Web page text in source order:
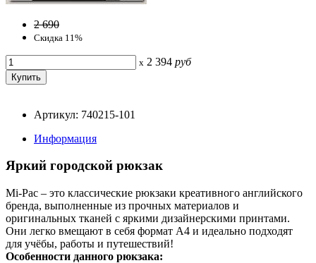
2 690
Скидка 11%
x 2 394 руб
Артикул: 740215-101
Информация
Яркий городской рюкзак
Mi-Pac – это классические рюкзаки креативного английского
бренда, выполненные из прочных материалов и
оригинальных тканей с яркими дизайнерскими принтами.
Они легко вмещают в себя формат A4 и идеально подходят
для учёбы, работы и путешествий!
Особенности данного рюкзака: